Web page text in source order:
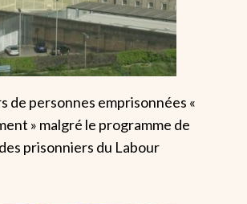
de personnes emprisonnées «
» malgré le programme de
prisonniers du Labour